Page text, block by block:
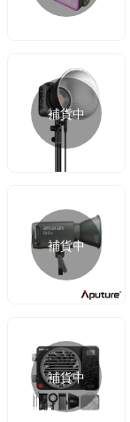
補貨中
補貨中
補貨中